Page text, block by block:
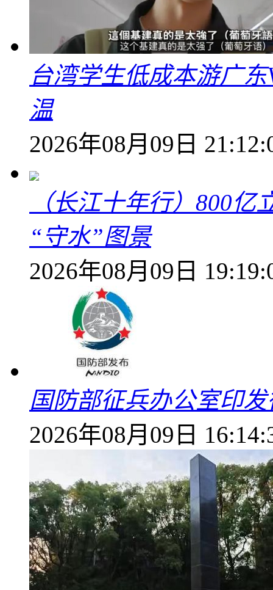
台湾学生低成本游广
温
2026年08月09日
（长江十年行）800
“守水”图景
2026年08月09日
国防部征兵办公室印
2026年08月09日